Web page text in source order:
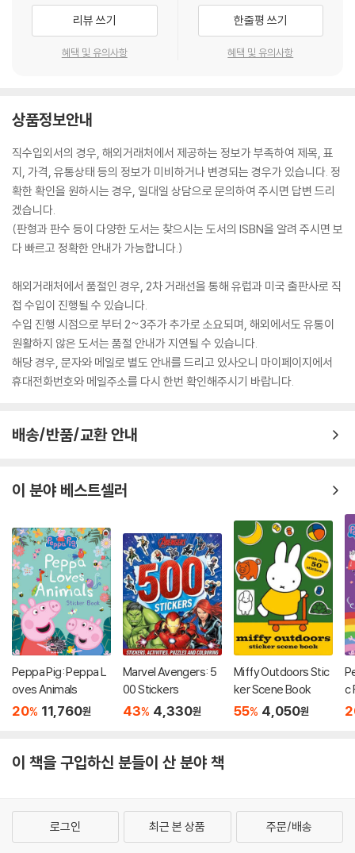
리뷰 쓰기
혜택 및 유의사항
한줄평 쓰기
혜택 및 유의사항
상품정보안내
직수입외서의 경우, 해외거래처에서 제공하는 정보가 부족하여 제목, 표
지, 가격, 유통상태 등의 정보가 미비하거나 변경되는 경우가 있습니다. 정
확한 확인을 원하시는 경우, 일대일 상담으로 문의하여 주시면 답변 드리
겠습니다.
(판형과 판수 등이 다양한 도서는 찾으시는 도서의 ISBN을 알려 주시면 보
다 빠르고 정확한 안내가 가능합니다.)
해외거래처에서 품절인 경우, 2차 거래선을 통해 유럽과 미국 출판사로 직
접 수입이 진행될 수 있습니다.
수입 진행 시점으로 부터 2~3주가 추가로 소요되며, 해외에서도 유통이
원활하지 않은 도서는 품절 안내가 지연될 수 있습니다.
해당 경우, 문자와 메일로 별도 안내를 드리고 있사오니 마이페이지에서
휴대전화번호와 메일주소를 다시 한번 확인해주시기 바랍니다.
배송/반품/교환 안내
이 분야 베스트셀러
Peppa Pig: Peppa L
oves Animals
20% 11,760원
Marvel Avengers: 5
00 Stickers
43% 4,330원
Miffy Outdoors Stic
ker Scene Book
55% 4,050원
c
이 책을 구입하신 분들이 산 분야 책
로그인 최근 본 상품 주문/배송